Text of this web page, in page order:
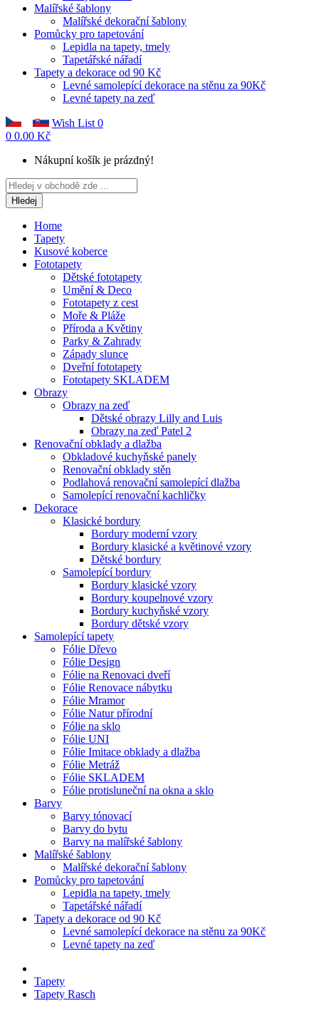
Malířské šablony
Malířské dekorační šablony
Pomůcky pro tapetování
Lepidla na tapety, tmely
Tapetářské nářadí
Tapety a dekorace od 90 Kč
Levné samolepící dekorace na stěnu za 90Kč
Levné tapety na zeď
Wish List 0
0 0.00 Kč
Nákupní košík je prázdný!
Hledej
Home
Tapety
Kusové koberce
Fototapety
Dětské fototapety
Umění & Deco
Fototapety z cest
Moře & Pláže
Příroda a Květiny
Parky & Zahrady
Západy slunce
Dveřní fototapety
Fototapety SKLADEM
Obrazy
Obrazy na zeď
Dětské obrazy Lilly and Luis
Obrazy na zeď Patel 2
Renovační obklady a dlažba
Obkladové kuchyňské panely
Renovační obklady stěn
Podlahová renovační samolepící dlažba
Samolepící renovační kachličky
Dekorace
Klasické bordury
Bordury moderní vzory
Bordury klasické a květinové vzory
Dětské bordury
Samolepící bordury
Bordury klasické vzory
Bordury koupelnové vzory
Bordury kuchyňské vzory
Bordury dětské vzory
Samolepící tapety
Fólie Dřevo
Fólie Design
Fólie na Renovaci dveří
Fólie Renovace nábytku
Fólie Mramor
Fólie Natur přírodní
Fólie na sklo
Fólie UNI
Fólie Imitace obklady a dlažba
Fólie Metráž
Fólie SKLADEM
Fólie protisluneční na okna a sklo
Barvy
Barvy tónovací
Barvy do bytu
Barvy na malířské šablony
Malířské šablony
Malířské dekorační šablony
Pomůcky pro tapetování
Lepidla na tapety, tmely
Tapetářské nářadí
Tapety a dekorace od 90 Kč
Levné samolepící dekorace na stěnu za 90Kč
Levné tapety na zeď
Tapety
Tapety Rasch